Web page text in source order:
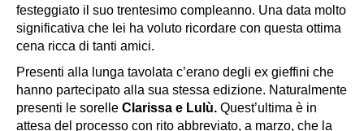
festeggiato il suo trentesimo compleanno. Una data molto
significativa che lei ha voluto ricordare con questa ottima
cena ricca di tanti amici.
Presenti alla lunga tavolata c’erano degli ex gieffini che
hanno partecipato alla sua stessa edizione. Naturalmente
presenti le sorelle Clarissa e Lulù. Quest’ultima è in
attesa del processo con rito abbreviato, a marzo, che la